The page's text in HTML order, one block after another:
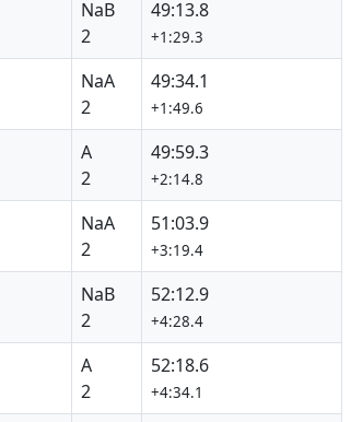
NaB
2
49:13.8
+1:29.3
NaA
2
49:34.1
+1:49.6
A
2
49:59.3
+2:14.8
NaA
2
51:03.9
+3:19.4
NaB
2
52:12.9
+4:28.4
A
2
52:18.6
+4:34.1